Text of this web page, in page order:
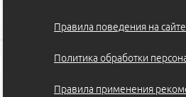
Правила поведения на сайте
Политика обработки
Правила применения